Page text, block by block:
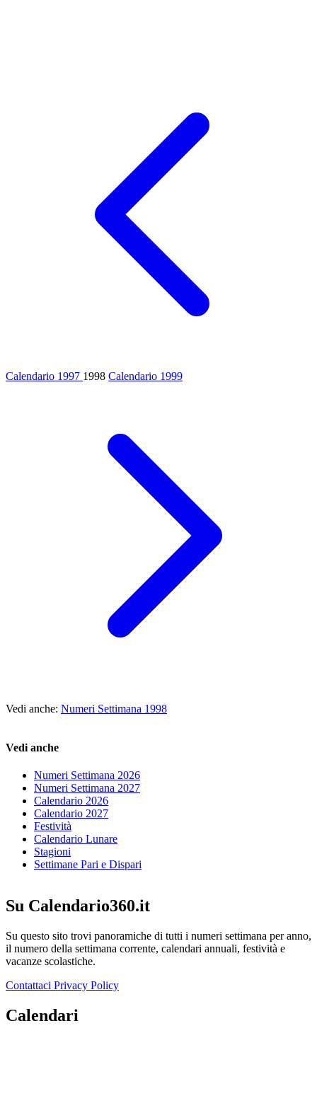
Calendario 1997 1998 Calendario 1999
Vedi anche: Numeri Settimana 1998
Vedi anche
Numeri Settimana 2026
Numeri Settimana 2027
Calendario 2026
Calendario 2027
Festività
Calendario Lunare
Stagioni
Settimane Pari e Dispari
Su Calendario360.it
Su questo sito trovi panoramiche di tutti i numeri settimana per anno,
il numero della settimana corrente, calendari annuali, festività e
vacanze scolastiche.
Contattaci Privacy Policy
Calendari